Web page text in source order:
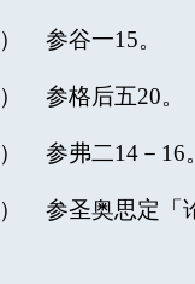
） 参谷一15。
） 参格后五20。
） 参弗二14－16。
） 参圣奥思定「